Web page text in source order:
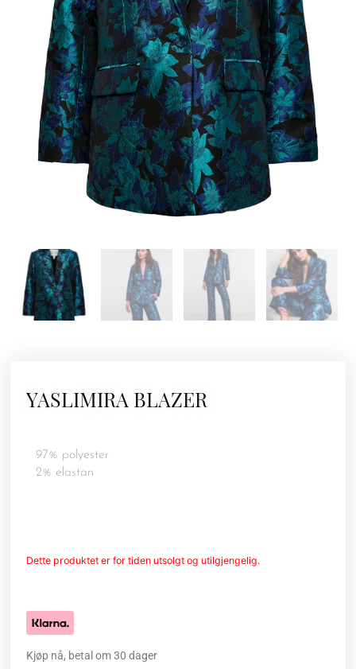
YASLIMIRA BLAZER
97% polyester
2% elastan
Dette produktet er for tiden utsolgt og utilgjengelig.
Kjøp nå, betal om 30 dager